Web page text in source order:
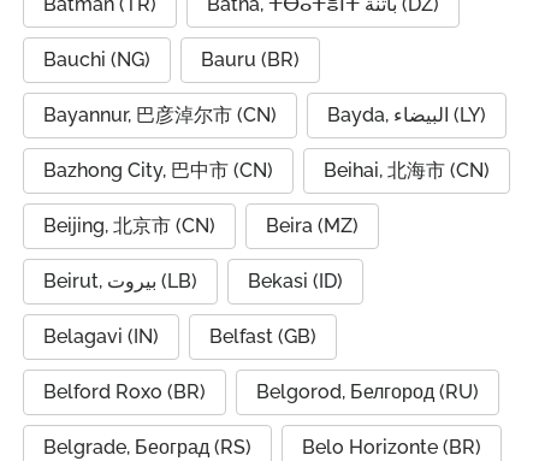
Bauchi (NG) Bauru (BR)
Bayannur, 巴彦淖尔市 (CN) Bayda, البيضاء (LY)
Bazhong City, 巴中市 (CN) Beihai, 北海市 (CN)
Beijing, 北京市 (CN) Beira (MZ)
Beirut, بيروت (LB) Bekasi (ID)
Belagavi (IN) Belfast (GB)
Belford Roxo (BR) Belgorod, Белгород (RU)
Belgrade, Београд (RS) Belo Horizonte (BR)